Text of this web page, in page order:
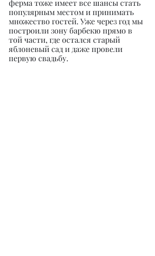
ферма тоже имеет все шансы стать
популярным местом и принимать
множество гостей. Уже через год мы
построили зону барбекю прямо в
той части, где остался старый
яблоневый сад и даже провели
первую свадьбу.